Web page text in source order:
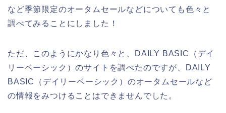
など季節限定のオータムセールなどについても色々と
調べてみることにしました！
ただ、このようにかなり色々と、DAILY BASIC（デイ
リーベーシック）のサイトを調べたのですが、DAILY
BASIC（デイリーベーシック）のオータムセールなど
の情報をみつけることはできませんでした。